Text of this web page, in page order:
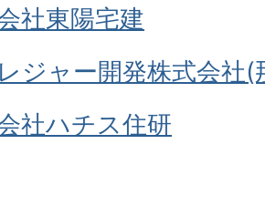
社東陽宅建
ジャー開発株式会社
社ハチス住研